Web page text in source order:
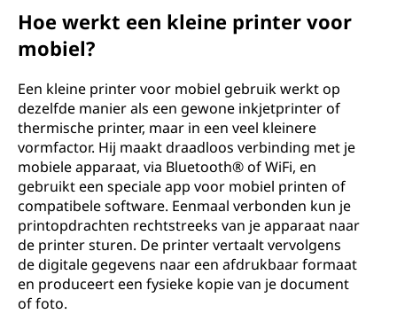
Hoe werkt een kleine printer voor
mobiel?
Een kleine printer voor mobiel gebruik werkt op
dezelfde manier als een gewone inkjetprinter of
thermische printer, maar in een veel kleinere
vormfactor. Hij maakt draadloos verbinding met je
mobiele apparaat, via Bluetooth® of WiFi, en
gebruikt een speciale app voor mobiel printen of
compatibele software. Eenmaal verbonden kun je
printopdrachten rechtstreeks van je apparaat naar
de printer sturen. De printer vertaalt vervolgens
de digitale gegevens naar een afdrukbaar formaat
en produceert een fysieke kopie van je document
of foto.